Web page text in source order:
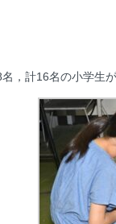
，計16名の小学生が